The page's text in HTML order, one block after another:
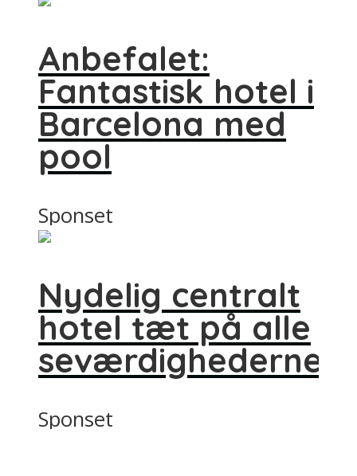
Anbefalet:
Fantastisk hotel i
Barcelona med
pool
Sponset
Nydelig centralt
hotel tæt på alle
seværdighederne
Sponset